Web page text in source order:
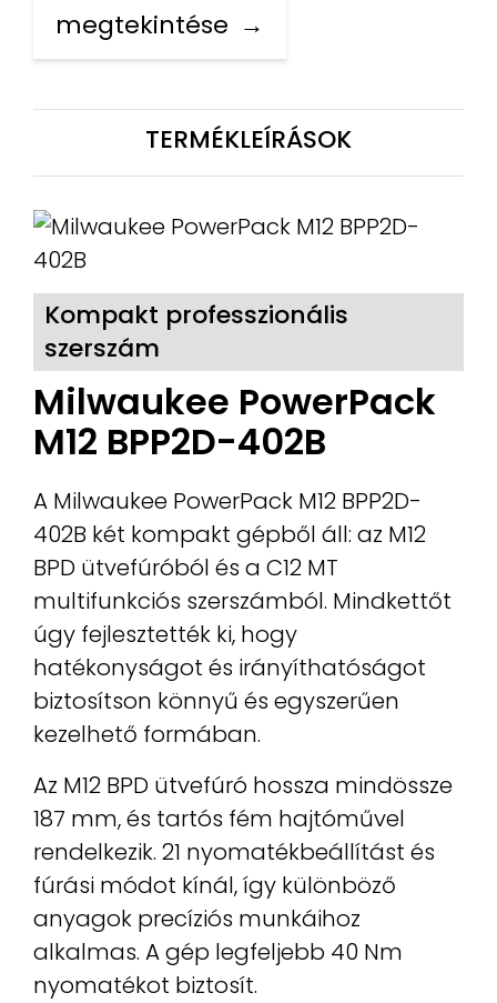
megtekintése
TERMÉKLEÍRÁSOK
Kompakt professzionális
szerszám
Milwaukee PowerPack
M12 BPP2D-402B
A Milwaukee PowerPack M12 BPP2D-
402B két kompakt gépből áll: az M12
BPD ütvefúróból és a C12 MT
multifunkciós szerszámból. Mindkettőt
úgy fejlesztették ki, hogy
hatékonyságot és irányíthatóságot
biztosítson könnyű és egyszerűen
kezelhető formában.
Az M12 BPD ütvefúró hossza mindössze
187 mm, és tartós fém hajtóművel
rendelkezik. 21 nyomatékbeállítást és
fúrási módot kínál, így különböző
anyagok precíziós munkáihoz
alkalmas. A gép legfeljebb 40 Nm
nyomatékot biztosít.